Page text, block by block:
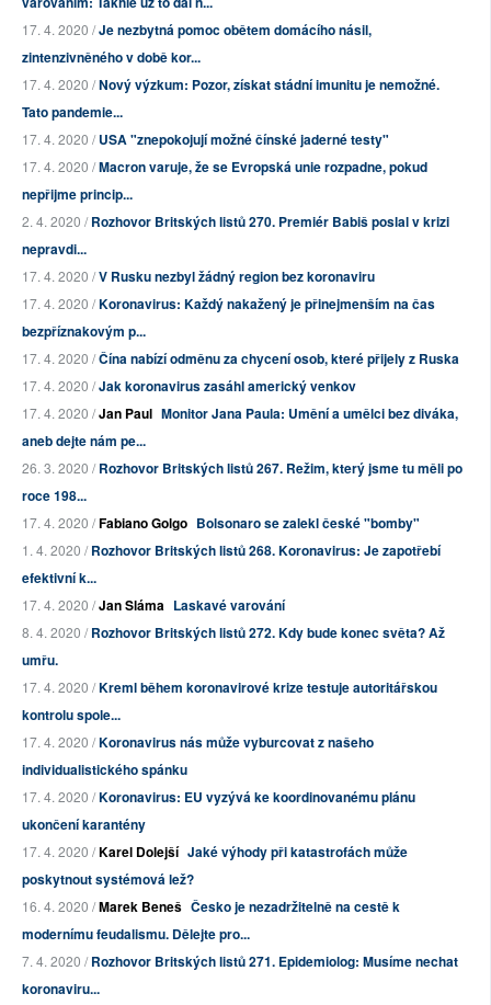
17. 4. 2020 /Je nezbytná pomoc obětem domácího násil,
zintenzivněného v době kor...
17. 4. 2020 /Nový výzkum: Pozor, získat stádní imunitu je nemožné.
Tato pandemie...
17. 4. 2020 /USA "znepokojují možné čínské jaderné testy"
17. 4. 2020 /Macron varuje, že se Evropská unie rozpadne, pokud
nepřijme princip...
2. 4. 2020 /Rozhovor Britských listů 270. Premiér Babiš poslal v krizi
nepravdi...
17. 4. 2020 /V Rusku nezbyl žádný region bez koronaviru
17. 4. 2020 /Koronavirus: Každý nakažený je přinejmenším na čas
bezpříznakovým p...
17. 4. 2020 /Čína nabízí odměnu za chycení osob, které přijely z Ruska
17. 4. 2020 /Jak koronavirus zasáhl americký venkov
17. 4. 2020 /Jan Paul Monitor Jana Paula: Umění a umělci bez diváka,
aneb dejte nám pe...
26. 3. 2020 /Rozhovor Britských listů 267. Režim, který jsme tu měli po
roce 198...
17. 4. 2020 /Fabiano Golgo Bolsonaro se zalekl české "bomby"
1. 4. 2020 /Rozhovor Britských listů 268. Koronavirus: Je zapotřebí
efektivní k...
17. 4. 2020 /Jan Sláma Laskavé varování
8. 4. 2020 /Rozhovor Britských listů 272. Kdy bude konec světa? Až
umřu.
17. 4. 2020 /Kreml během koronavirové krize testuje autoritářskou
kontrolu spole...
17. 4. 2020 /Koronavirus nás může vyburcovat z našeho
individualistického spánku
17. 4. 2020 /Koronavirus: EU vyzývá ke koordinovanému plánu
ukončení karantény
17. 4. 2020 /Karel Dolejší Jaké výhody při katastrofách může
poskytnout systémová lež?
16. 4. 2020 /Marek Beneš Česko je nezadržitelně na cestě k
modernímu feudalismu. Dělejte pro...
7. 4. 2020 /Rozhovor Britských listů 271. Epidemiolog: Musíme nechat
koronaviru...